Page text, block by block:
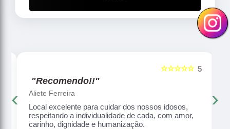
5
☆☆☆☆☆
"Recomendo!!"
Aliete Ferreira
Local excelente para cuidar dos nossos idosos,
respeitando a individualidade de cada, com amor,
carinho, dignidade e humanização.
‹ ›